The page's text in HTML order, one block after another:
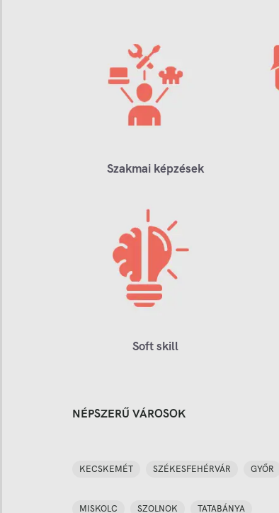
Szakmai képzések
Soft skill
NÉPSZERŰ VÁROSOK
KECSKEMÉT SZÉKESFEHÉRVÁR GYŐR
MISKOLC SZOLNOK TATABÁNYA